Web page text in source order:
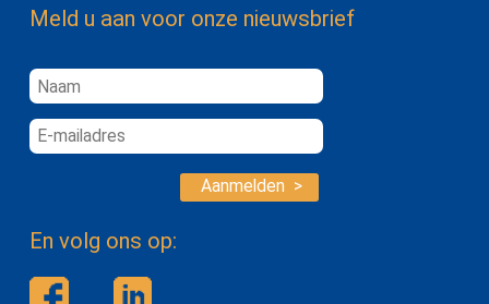
Meld u aan voor onze nieuwsbrief
Aanmelden >
En volg ons op: